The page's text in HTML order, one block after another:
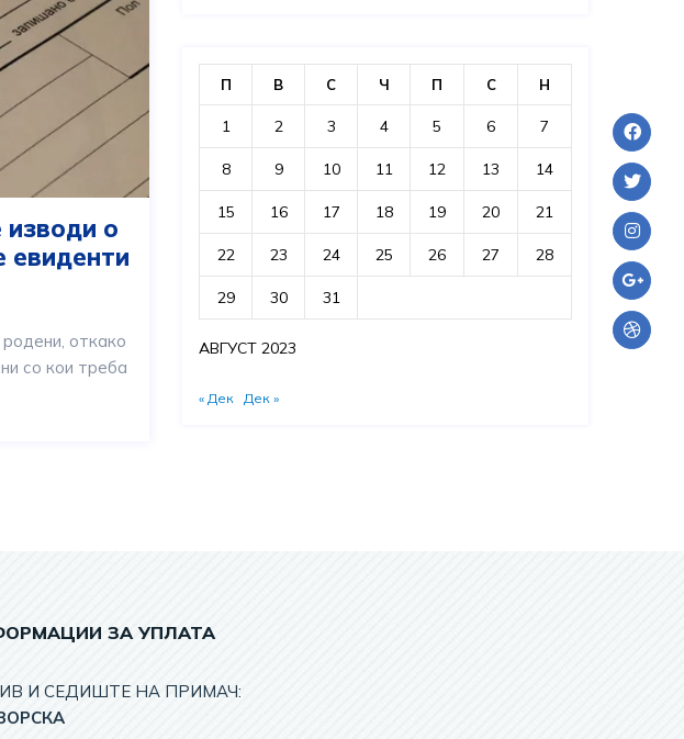
о
евиденти
откако
со кои треба
АВГУСТ 2023
П В С Ч П С Н
1 2 3 4 5 6 7
8 9 10 11 12 13 14
15 16 17 18 19 20 21
22 23 24 25 26 27 28
29 30 31
« Дек Дек »
ЗА УПЛАТА
И СЕДИШТЕ НА ПРИМАЧ: